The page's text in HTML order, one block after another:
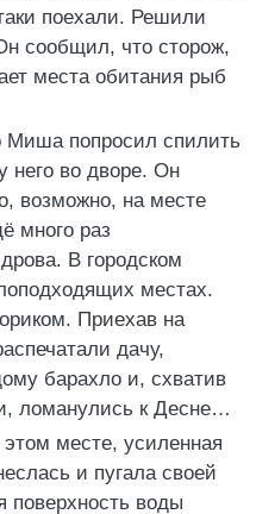
поехали. Решили
сообщил, что сторож,
места обитания рыб
Миша попросил спилить
него во дворе. Он
возможно, на месте
много раз
В городском
местах.
Приехав на
дачу,
барахло и, схватив
ломанулись к Десне…
этом месте, усиленная
и пугала своей
воды